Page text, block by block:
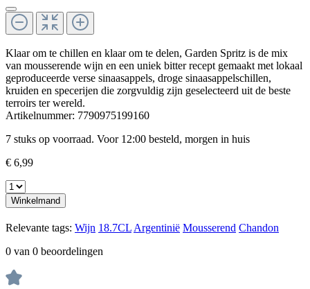
Klaar om te chillen en klaar om te delen, Garden Spritz is de mix
van mousserende wijn en een uniek bitter recept gemaakt met lokaal
geproduceerde verse sinaasappels, droge sinaasappelschillen,
kruiden en specerijen die zorgvuldig zijn geselecteerd uit de beste
terroirs ter wereld.
Artikelnummer: 7790975199160
7 stuks op voorraad. Voor 12:00 besteld, morgen in huis
€ 6,99
Winkelmand
Relevante tags: Wijn 18.7CL Argentinië Mousserend Chandon
0 van 0 beoordelingen